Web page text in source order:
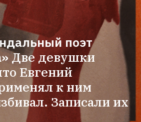
поэт
Две девушки
Евгений
к ним
Записали их